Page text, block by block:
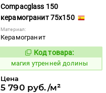
Compacglass 150
керамогранит 75x150
Материал:
Керамогранит
919896
Код товара:
магия утренней долины
Цена
5 790 руб./м²